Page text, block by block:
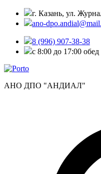
г. Казань, ул.
ano-
8 (996) 907-38-38
с 8:00 до 17:00
АНО ДПО "АНДИАЛ"